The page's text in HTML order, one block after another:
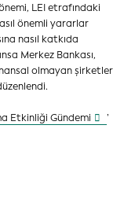
LEI etrafındaki
önemli yararlar
nasıl katkıda
Merkez Bankası,
olmayan şirketler
Etkinliği Gündemi
’